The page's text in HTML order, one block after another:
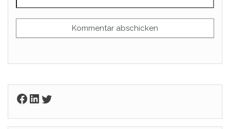
Facebook
LinkedIn
Twitter